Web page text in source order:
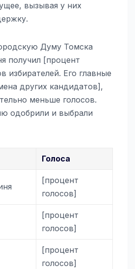
вызывая у них
Думу Томска
получил [процент
избирателей. Его главные
других кандидатов],
меньше голосов.
одобрили и выбрали
Голоса
[процент
голосов]
[процент
голосов]
[процент
голосов]